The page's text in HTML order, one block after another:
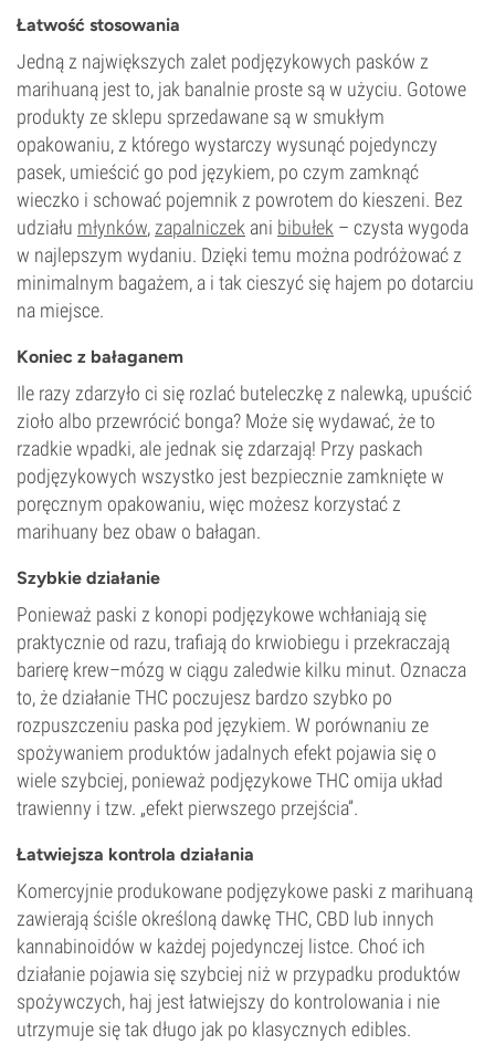
Łatwość stosowania
Jedną z największych zalet podjęzykowych pasków z
marihuaną jest to, jak banalnie proste są w użyciu. Gotowe
produkty ze sklepu sprzedawane są w smukłym
opakowaniu, z którego wystarczy wysunąć pojedynczy
pasek, umieścić go pod językiem, po czym zamknąć
wieczko i schować pojemnik z powrotem do kieszeni. Bez
udziału młynków, zapalniczek ani bibułek – czysta wygoda
w najlepszym wydaniu. Dzięki temu można podróżować z
minimalnym bagażem, a i tak cieszyć się hajem po dotarciu
na miejsce.
Koniec z bałaganem
Ile razy zdarzyło ci się rozlać buteleczkę z nalewką, upuścić
zioło albo przewrócić bonga? Może się wydawać, że to
rzadkie wpadki, ale jednak się zdarzają! Przy paskach
podjęzykowych wszystko jest bezpiecznie zamknięte w
poręcznym opakowaniu, więc możesz korzystać z
marihuany bez obaw o bałagan.
Szybkie działanie
Ponieważ paski z konopi podjęzykowe wchłaniają się
praktycznie od razu, trafiają do krwiobiegu i przekraczają
barierę krew–mózg w ciągu zaledwie kilku minut. Oznacza
to, że działanie THC poczujesz bardzo szybko po
rozpuszczeniu paska pod językiem. W porównaniu ze
spożywaniem produktów jadalnych efekt pojawia się o
wiele szybciej, ponieważ podjęzykowe THC omija układ
trawienny i tzw. „efekt pierwszego przejścia”.
Łatwiejsza kontrola działania
Komercyjnie produkowane podjęzykowe paski z marihuaną
zawierają ściśle określoną dawkę THC, CBD lub innych
kannabinoidów w każdej pojedynczej listce. Choć ich
działanie pojawia się szybciej niż w przypadku produktów
spożywczych, haj jest łatwiejszy do kontrolowania i nie
utrzymuje się tak długo jak po klasycznych edibles.